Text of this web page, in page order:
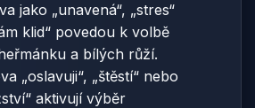
jako „unavená“, „stres“
klid“ povedou k volbě
a bílých růží.
„oslavuji“, „štěstí“ nebo
aktivují výběr